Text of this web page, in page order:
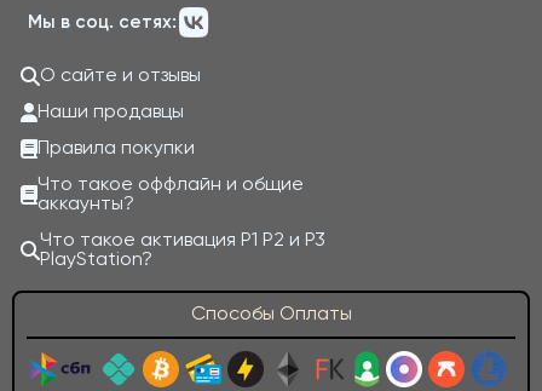
Мы в соц. сетях:
О сайте и отзывы
Наши продавцы
Правила покупки
Что такое оффлайн и общие
аккаунты?
Что такое активация P1 P2 и P3
PlayStation?
Способы Оплаты